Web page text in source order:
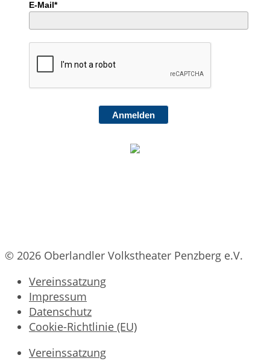
E-Mail*
Anmelden
© 2026 Oberlandler Volkstheater Penzberg e.V.
Vereinssatzung
Impressum
Datenschutz
Cookie-Richtlinie (EU)
Vereinssatzung